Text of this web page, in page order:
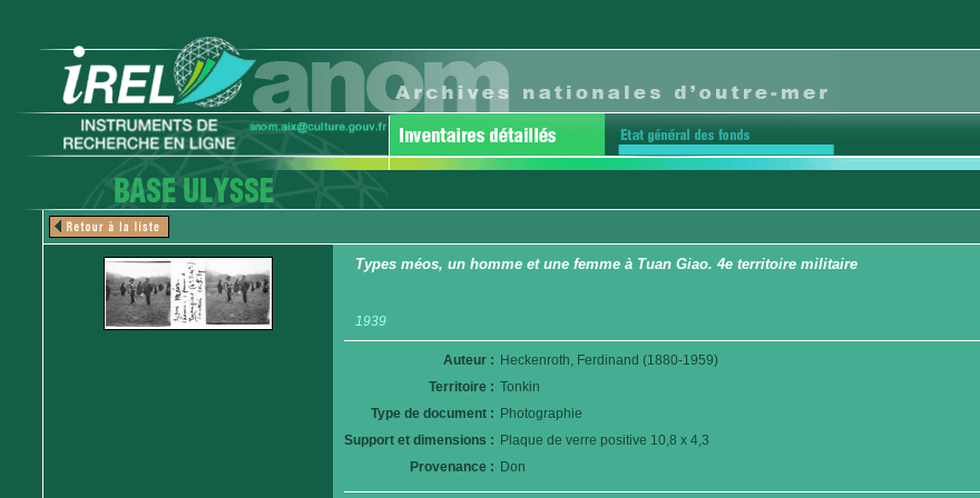
Types méos, un homme et une femme à Tuan Giao. 4e territoire militaire
1939
Auteur : Heckenroth, Ferdinand (1880-1959)
Territoire : Tonkin
Type de document : Photographie
Support et dimensions : Plaque de verre positive 10,8 x 4,3
Provenance : Don